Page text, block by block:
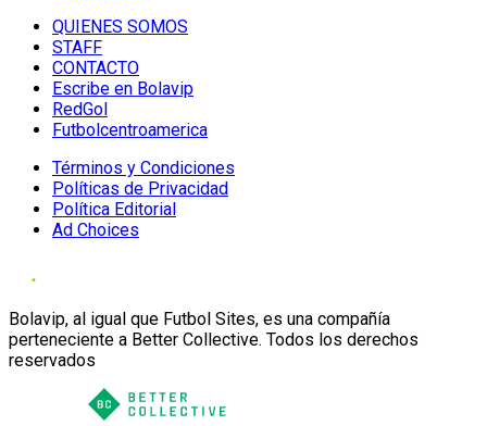
QUIENES SOMOS
STAFF
CONTACTO
Escribe en Bolavip
RedGol
Futbolcentroamerica
Términos y Condiciones
Políticas de Privacidad
Política Editorial
Ad Choices
Bolavip, al igual que Futbol Sites, es una compañía
perteneciente a Better Collective. Todos los derechos
reservados